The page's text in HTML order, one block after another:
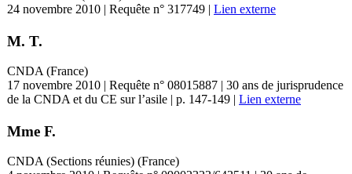
24 novembre 2010 | Requête n° 317749 | Lien externe
M. T.
CNDA (France)
17 novembre 2010 | Requête n° 08015887 | 30 ans de jurisprudence
de la CNDA et du CE sur l’asile | p. 147-149 | Lien externe
Mme F.
CNDA (Sections réunies) (France)